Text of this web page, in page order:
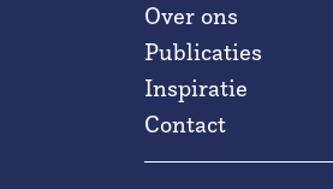
Over ons
Publicaties
Inspiratie
Contact